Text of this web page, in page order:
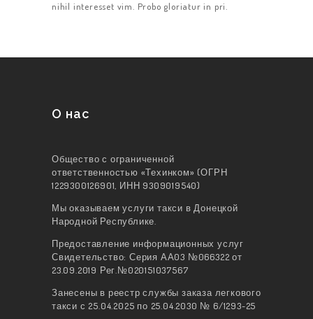
nihil interesset vim. Probo gloriatur in pri.
О нас
Общество с ограниченной
ответственностью «Техинком» (ОГРН
1229300126901, ИНН 9309019540)
Мы оказываем услуги такси в Донецкой
Народной Республике.
Предоставление информационных услуг
Свидетельство: Серия АА03 №066322 от
23.09.2019 Рег.№020151037567
Занесены в реестр службы заказа легкового
такси с 25.04.2025 по 25.04.2030 № 6/1293-25